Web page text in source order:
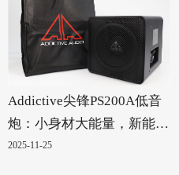
Addictive尖锋PS200A低音
炮：小身材大能量，新能源
汽车的绝配！
2025-11-25